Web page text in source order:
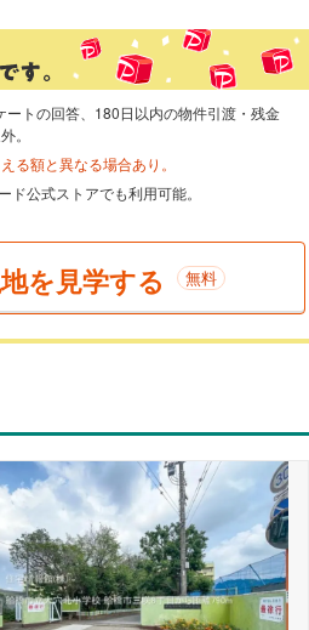
トの回答、180日以内の物件引渡・残金
。
る額と異なる場合あり。
公式ストアでも利用可能。
を見学する 無料